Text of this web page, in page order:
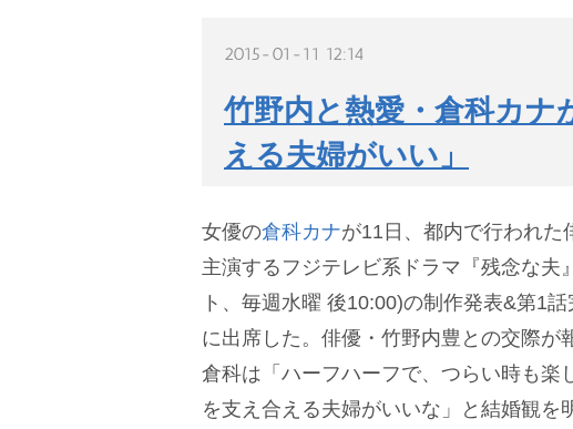
2015-01-11 12:14
竹野内と熱愛・倉科カナ
える夫婦がいい」
女優の倉科カナが11日、都内で行われた
主演するフジテレビ系ドラマ『残念な夫
ト、毎週水曜 後10:00)の制作発表&第1
に出席した。俳優・竹野内豊との交際が
倉科は「ハーフハーフで、つらい時も楽
を支え合える夫婦がいいな」と結婚観を